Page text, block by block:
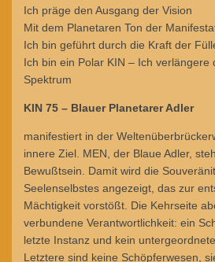
Ich präge den Ausgang der Vision
Mit dem Planetaren Ton der
Ich bin geführt durch die Kraft der
Ich bin ein Polar KIN – Ich verlängere
Spektrum
KIN 75 – Blauer Planetarer Adler
manifestiert in der
innere Ziel. MEN, der Blaue Adler,
Bewußtsein. Damit wird die
Seelenselbstes angezeigt, das zur
Mächtigkeit vorstößt. Die Kehrseite
verbundene Verantwortlichkeit: ein
letzte Instanz und kein
Letztere sind keine Schöpferwesen,